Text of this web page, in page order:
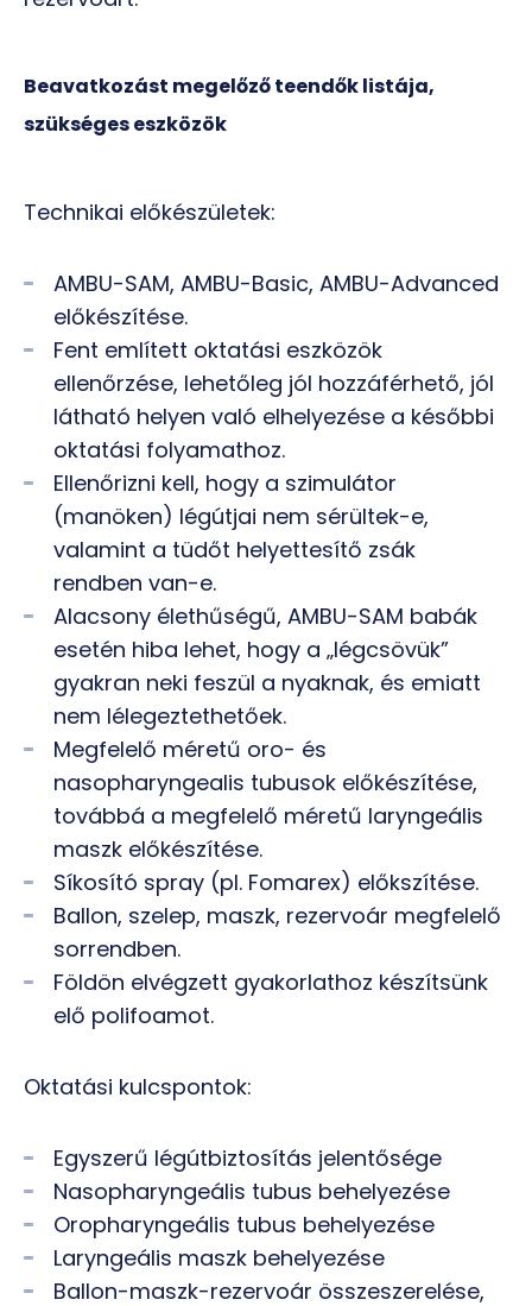
Beavatkozást megelőző teendők listája,
szükséges eszközök
Technikai előkészületek:
AMBU-SAM, AMBU-Basic, AMBU-Advanced
előkészítése.
Fent említett oktatási eszközök
ellenőrzése, lehetőleg jól hozzáférhető, jól
látható helyen való elhelyezése a későbbi
oktatási folyamathoz.
Ellenőrizni kell, hogy a szimulátor
(manöken) légútjai nem sérültek-e,
valamint a tüdőt helyettesítő zsák
rendben van-e.
Alacsony élethűségű, AMBU-SAM babák
esetén hiba lehet, hogy a „légcsövük”
gyakran neki feszül a nyaknak, és emiatt
nem lélegeztethetőek.
Megfelelő méretű oro- és
nasopharyngealis tubusok előkészítése,
továbbá a megfelelő méretű laryngeális
maszk előkészítése.
Síkosító spray (pl. Fomarex) előkszítése.
Ballon, szelep, maszk, rezervoár megfelelő
sorrendben.
Földön elvégzett gyakorlathoz készítsünk
elő polifoamot.
Oktatási kulcspontok:
Egyszerű légútbiztosítás jelentősége
Nasopharyngeális tubus behelyezése
Oropharyngeális tubus behelyezése
Laryngeális maszk behelyezése
Ballon-maszk-rezervoár összeszerelése,